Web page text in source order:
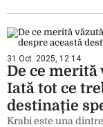
31 Oct. 2025, 12:14
De ce merită
Iată tot ce
destinație
Krabi este una